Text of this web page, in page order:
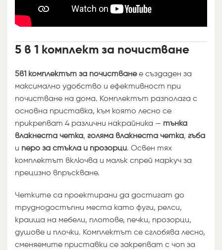
5 в 1 комплект за почистване
5в1 комплектът за почистванее създаден за
максимално удобство и ефективност при
почистване на дома. Комплектът разполага с
основна приставка, към която лесно се
прикрепват 4 различни накрайника — тънка
влакнеста четка, голяма влакнеста четка, гъба
и перо за стъкла и прозорци. Освен тях
комплектът включва и малък спрей маркуч за
прецизно впръскване.
Четките са проектирани да достигат до
труднодостъпни места като фуги, релси,
краища на мебели, плотове, печки, прозорци,
душове и плочки. Комплектът се сглобява лесно,
сменяемите приставки се закрепват с чоп за